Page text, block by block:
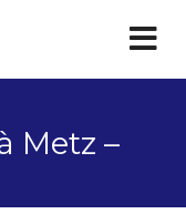
Metz –